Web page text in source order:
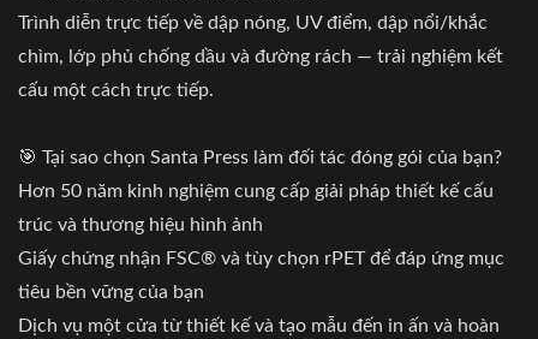
Trình diễn trực tiếp về dập nóng, UV điểm, dập nổi/khắc
chìm, lớp phủ chống dầu và đường rách — trải nghiệm kết
cấu một cách trực tiếp.
🎯 Tại sao chọn Santa Press làm đối tác đóng gói của bạn?
Hơn 50 năm kinh nghiệm cung cấp giải pháp thiết kế cấu
trúc và thương hiệu hình ảnh
Giấy chứng nhận FSC® và tùy chọn rPET để đáp ứng mục
tiêu bền vững của bạn
Dịch vụ một cửa từ thiết kế và tạo mẫu đến in ấn và hoàn